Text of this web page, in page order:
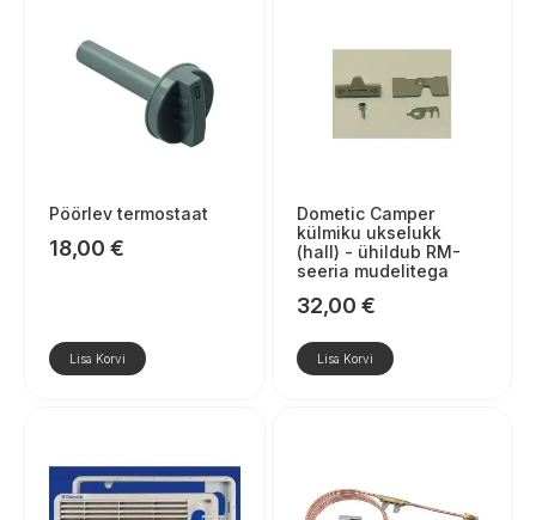
Pöörlev termostaat
18,00 €
Lisa Korvi
Dometic Camper
külmiku ukselukk
(hall) - ühildub RM-
seeria mudelitega
32,00 €
Lisa Korvi